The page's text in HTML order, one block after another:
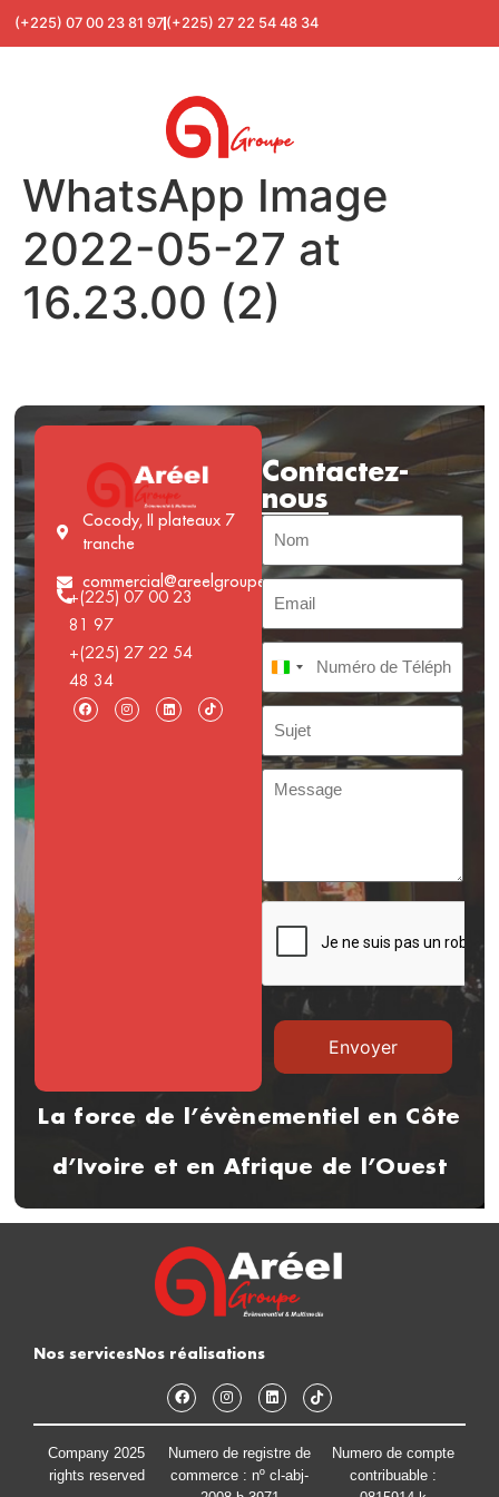
(+225) 07 00 23 81 97 (+225) 27 22 54 48 34
WhatsApp Image
2022-05-27 at
16.23.00 (2)
Cocody, II plateaux 7
tranche
commercial@areelgroupe.com
+(225) 07 00 23
81 97
+(225) 27 22 54
48 34
Contactez-
nous
Côte d’Ivoire +225
La force de l’évènementiel en Côte
d’Ivoire et en Afrique de l’Ouest
Nos services Nos réalisations
Company 2025
rights reserved
Numero de registre de
commerce : nº cl-abj-
Numero de compte
contribuable :